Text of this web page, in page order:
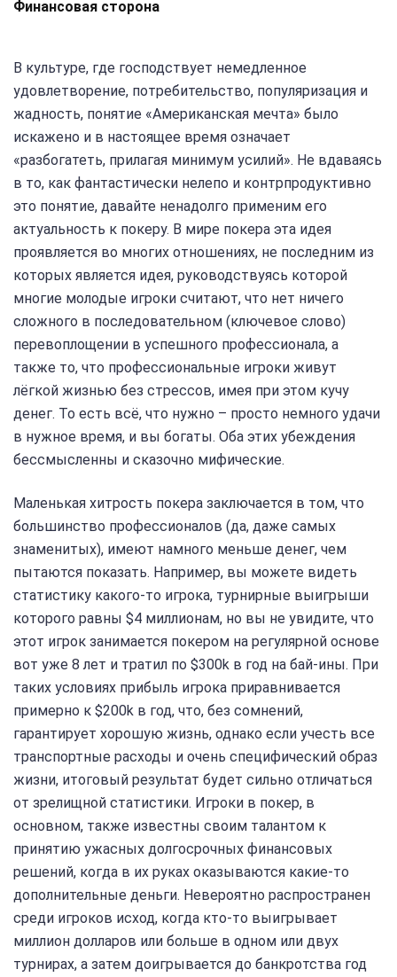
Финансовая сторона
В культуре, где господствует немедленное
удовлетворение, потребительство, популяризация и
жадность, понятие «Американская мечта» было
искажено и в настоящее время означает
«разбогатеть, прилагая минимум усилий». Не вдаваясь
в то, как фантастически нелепо и контрпродуктивно
это понятие, давайте ненадолго применим его
актуальность к покеру. В мире покера эта идея
проявляется во многих отношениях, не последним из
которых является идея, руководствуясь которой
многие молодые игроки считают, что нет ничего
сложного в последовательном (ключевое слово)
перевоплощении в успешного профессионала, а
также то, что профессиональные игроки живут
лёгкой жизнью без стрессов, имея при этом кучу
денег. То есть всё, что нужно – просто немного удачи
в нужное время, и вы богаты. Оба этих убеждения
бессмысленны и сказочно мифические.
Маленькая хитрость покера заключается в том, что
большинство профессионалов (да, даже самых
знаменитых), имеют намного меньше денег, чем
пытаются показать. Например, вы можете видеть
статистику какого-то игрока, турнирные выигрыши
которого равны $4 миллионам, но вы не увидите, что
этот игрок занимается покером на регулярной основе
вот уже 8 лет и тратил по $300k в год на бай-ины. При
таких условиях прибыль игрока приравнивается
примерно к $200k в год, что, без сомнений,
гарантирует хорошую жизнь, однако если учесть все
транспортные расходы и очень специфический образ
жизни, итоговый результат будет сильно отличаться
от зрелищной статистики. Игроки в покер, в
основном, также известны своим талантом к
принятию ужасных долгосрочных финансовых
решений, когда в их руках оказываются какие-то
дополнительные деньги. Невероятно распространен
среди игроков исход, когда кто-то выигрывает
миллион долларов или больше в одном или двух
турнирах, а затем доигрывается до банкротства год